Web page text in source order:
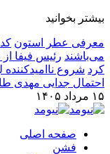
بیشتر بخوانید
معرفی عطر استون
می‌باشند رئیس فیفا
کرد شروع
احتمال جدایی مهدی
۱۵ مرداد ۱۴۰۵
صفحه اصلی
فشن